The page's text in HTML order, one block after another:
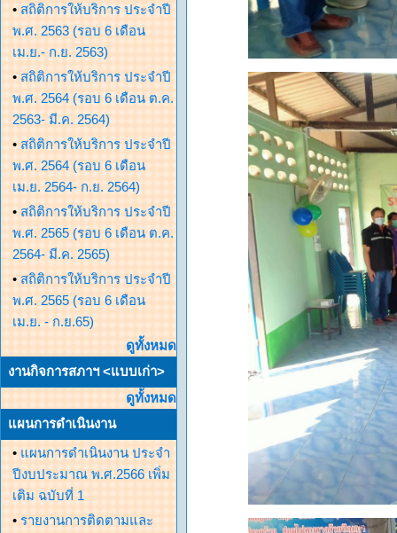
• สถิติการให้บริการ ประจำปี
พ.ศ. 2563 (รอบ 6 เดือน
เม.ย.- ก.ย. 2563)
• สถิติการให้บริการ ประจำปี
พ.ศ. 2564 (รอบ 6 เดือน ต.ค.
2563- มี.ค. 2564)
• สถิติการให้บริการ ประจำปี
พ.ศ. 2564 (รอบ 6 เดือน
เม.ย. 2564- ก.ย. 2564)
• สถิติการให้บริการ ประจำปี
พ.ศ. 2565 (รอบ 6 เดือน ต.ค.
2564- มี.ค. 2565)
• สถิติการให้บริการ ประจำปี
พ.ศ. 2565 (รอบ 6 เดือน
เม.ย. - ก.ย.65)
ดูทั้งหมด
งานกิจการสภาฯ <แบบเก่า>
ดูทั้งหมด
แผนการดำเนินงาน
• แผนการดำเนินงาน ประจำ
ปีงบประมาณ พ.ศ.2566 เพิ่ม
เติม ฉบับที่ 1
• รายงานการติดตามและ